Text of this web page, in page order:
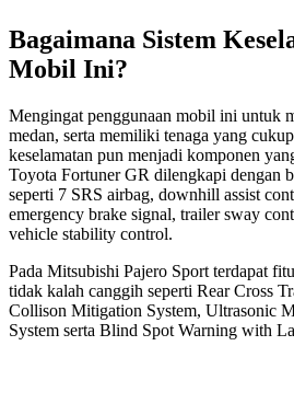
Bagaimana Sistem
Mobil Ini?
Mengingat penggunaan mobil ini untuk
medan, serta memiliki tenaga yang
keselamatan pun menjadi komponen
Toyota Fortuner GR dilengkapi dengan
seperti 7 SRS airbag, downhill assist
emergency brake signal, trailer sway
vehicle stability control.
Pada Mitsubishi Pajero Sport terdapat
tidak kalah canggih seperti Rear Cross
Collison Mitigation System, Ultrasonic
System serta Blind Spot Warning with